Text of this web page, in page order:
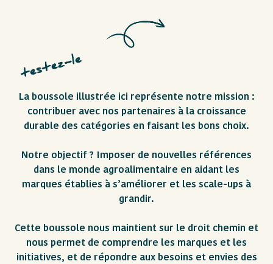
La boussole illustrée ici représente notre mission :
contribuer avec nos partenaires à la croissance
durable des catégories en faisant les bons choix.
Notre objectif ? Imposer de nouvelles références
dans le monde agroalimentaire en aidant les
marques établies à s’améliorer et les scale-ups à
grandir.
Cette boussole nous maintient sur le droit chemin et
nous permet de comprendre les marques et les
initiatives, et de répondre aux besoins et envies des